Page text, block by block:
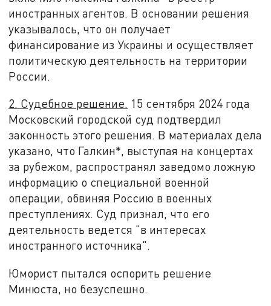
иностранных агентов. В основании решения
указывалось, что он получает
финансирование из Украины и осуществляет
политическую деятельность на территории
России.
2. Судебное решение. 15 сентября 2024 года
Московский городской суд подтвердил
законность этого решения. В материалах дела
указано, что Галкин*, выступая на концертах
за рубежом, распространял заведомо ложную
информацию о специальной военной
операции, обвиняя Россию в военных
преступлениях. Суд признал, что его
деятельность ведется "в интересах
иностранного источника".
Юморист пытался оспорить решение
Минюста, но безуспешно.